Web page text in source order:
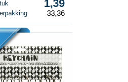
1,39
33,36